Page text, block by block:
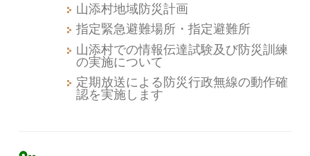
山添村地域防災計画
指定緊急避難場所・指定避難所
山添村での情報伝達試験及び防災訓練
の実施について
定期放送による防災行政無線の動作確
認を実施します